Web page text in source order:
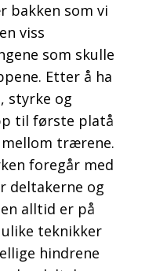
bakken som vi
viss
som skulle
Etter å ha
styrke og
til første platå
trærene.
foregår med
deltakerne og
alltid er på
teknikker
hindrene